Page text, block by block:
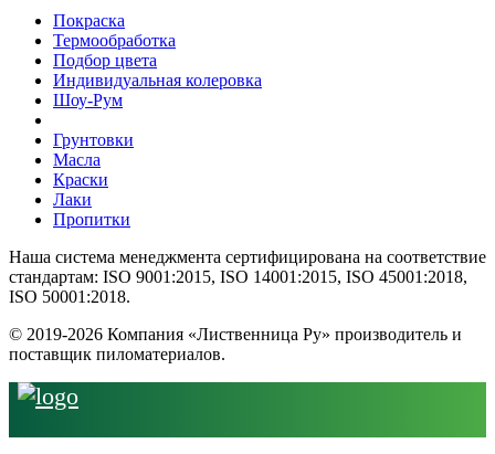
Покраска
Термообработка
Подбор цвета
Индивидуальная колеровка
Шоу-Рум
Грунтовки
Масла
Краски
Лаки
Пропитки
Наша система менеджмента сертифицирована на соответствие
стандартам: ISO 9001:2015, ISO 14001:2015, ISO 45001:2018,
ISO 50001:2018.
© 2019-2026 Компания «Лиственница Ру» производитель и
поставщик пиломатериалов.